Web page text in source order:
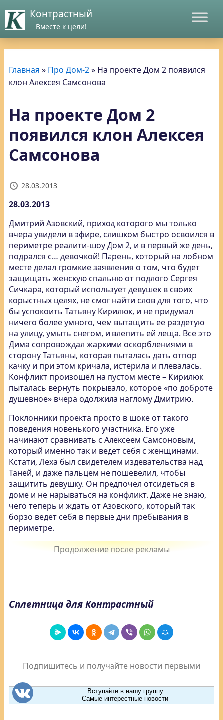
Контрастный
Вместе к цели!
Главная » Про Дом-2» На проекте Дом 2 появился
клон Алексея Самсонова
На проекте Дом 2
появился клон Алексея
Самсонова
28.03.2013
28.03.2013
Дмитрий Азовский, приход которого мы только
вчера увидели в эфире, слишком быстро освоился в
периметре реалити-шоу Дом 2, и в первый же день,
подрался с… девочкой! Парень, который на лобном
месте делал громкие заявления о том, что будет
защищать женскую спальню от подлого Сергея
Сичкара, который использует девушек в своих
корыстных целях, не смог найти слов для того, что
бы успокоить Татьяну Кирилюк, и не придумал
ничего более умного, чем вытащить ее раздетую
на улицу, умыть снегом, и влепить ей леща. Все это
Дима сопровождал жаркими оскорблениями в
сторону Татьяны, которая пыталась дать отпор
качку и при этом кричала, истерила и плевалась.
Конфликт произошёл на пустом месте – Кирилюк
пыталась вернуть покрывало, которое «по доброте
душевное» вчера одолжила наглому Дмитрию.
Поклонники проекта просто в шоке от такого
поведения новенького участника. Его уже
начинают сравнивать с Алексеем Самсоновым,
который именно так и ведет себя с женщинами.
Кстати, Леха был свидетелем издевательства над
Таней, и даже пальцем не пошевелил, чтобы
защитить девушку. Он предпочел отсидеться в
доме и не нарываться на конфликт. Даже не знаю,
чего теперь и ждать от Азовского, который так
борзо ведет себя в первые дни пребывания в
периметре.
Сплетница для Контрастный
Подпишитесь и получайте новости первыми
Вступайте в нашу группу
Самые интерестные новости